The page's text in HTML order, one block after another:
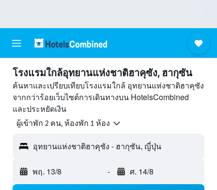
โรงแรมใกล้อุทยานแห่งชาติฮาคุซัง, ฮากุซัน
ค้นหาและเปรียบเทียบโรงแรมใกล้ อุทยานแห่งชาติฮาคุซัง
จากกว่าร้อยเว็บไซต์การเดินทางบน HotelsCombined
และประหยัดเงิน
ผู้เข้าพัก 2 คน, ห้องพัก 1 ห้อง
อุทยานแห่งชาติฮาคุซัง - ฮากุซัน, ญี่ปุ่น
พฤ. 13/8 - ศ. 14/8